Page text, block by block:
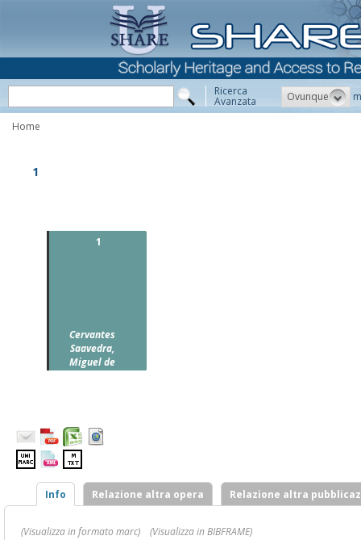
Ricerca
Avanzata Ovunque
Home
1
1
Cervantes
Saavedra,
Miguel de
Info Relazione altra opera Relazione altra
(Visualizza in formato marc)
(Visualizza in BIBFRAME)